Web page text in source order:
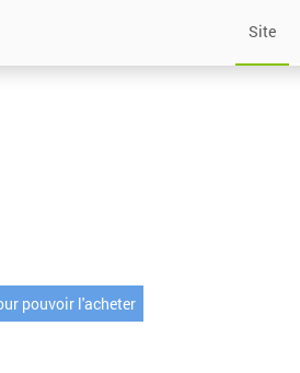
Site
pouvoir l'acheter